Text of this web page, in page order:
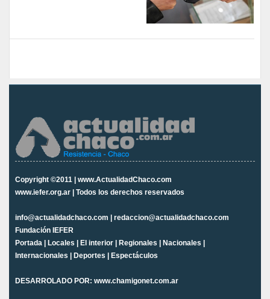
Copyright ©2011 | www.ActualidadChaco.com
www.iefer.org.ar | Todos los derechos reservados
info@actualidadchaco.com | redaccion@actualidadchaco.com
Fundación IEFER
Portada | Locales | El interior | Regionales | Nacionales |
Internacionales | Deportes | Espectáculos
DESARROLADO POR: www.chamigonet.com.ar